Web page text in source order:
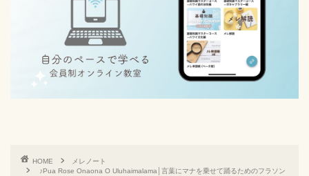
HOME
メレノート
♪Pua Rose Onaona O Uluhaimalama│言葉にマナを乗せて踊るためのフラソン